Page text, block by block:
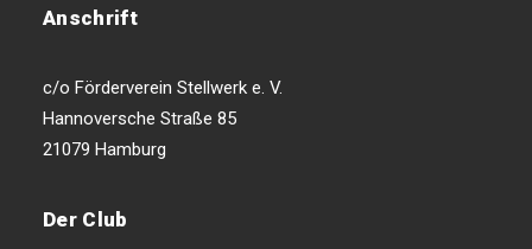
Anschrift
c/o Förderverein Stellwerk e. V.
Hannoversche Straße 85
21079 Hamburg
Der Club